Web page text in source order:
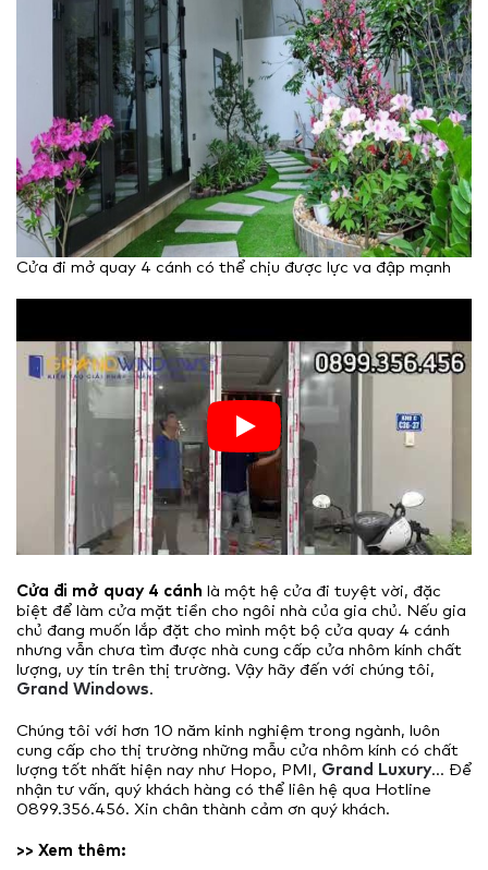
Cửa đi mở quay 4 cánh có thể chịu được lực va đập mạnh
Cửa đi mở quay 4 cánh là một hệ cửa đi tuyệt vời, đặc
biệt để làm cửa mặt tiền cho ngôi nhà của gia chủ. Nếu gia
chủ đang muốn lắp đặt cho mình một bộ cửa quay 4 cánh
nhưng vẫn chưa tìm được nhà cung cấp cửa nhôm kính chất
lượng, uy tín trên thị trường. Vậy hãy đến với chúng tôi,
Grand Windows.
Chúng tôi với hơn 10 năm kinh nghiệm trong ngành, luôn
cung cấp cho thị trường những mẫu cửa nhôm kính có chất
lượng tốt nhất hiện nay như Hopo, PMI, Grand Luxury… Để
nhận tư vấn, quý khách hàng có thể liên hệ qua Hotline
0899.356.456. Xin chân thành cảm ơn quý khách.
>> Xem thêm: